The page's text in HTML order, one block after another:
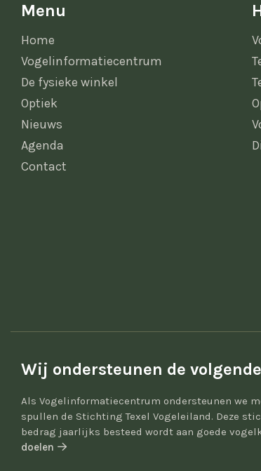
Menu
Home
Vogelinformatiecentrum
De fysieke winkel
Optiek
Nieuws
Agenda
Contact
Wij ondersteunen de
Als Vogelinformatiecentrum ondersteunen we
spullen de Stichting Texel Vogeleiland. Deze
bedrag jaarlijks besteed wordt aan goede
doelen